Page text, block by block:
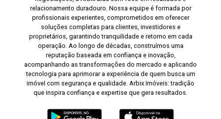
relacionamento duradouro. Nossa equipe é formada por
profissionais experientes, comprometidos em oferecer
soluções completas para clientes, investidores e
proprietários, garantindo tranquilidade e retorno em cada
operação. Ao longo de décadas, construímos uma
reputação baseada em confiança e inovação,
acompanhando as transformações do mercado e aplicando
tecnologia para aprimorar a experiência de quem busca um
imóvel com segurança e qualidade. Arbix Imóveis: tradição
que inspira confiança e expertise que gera resultados.